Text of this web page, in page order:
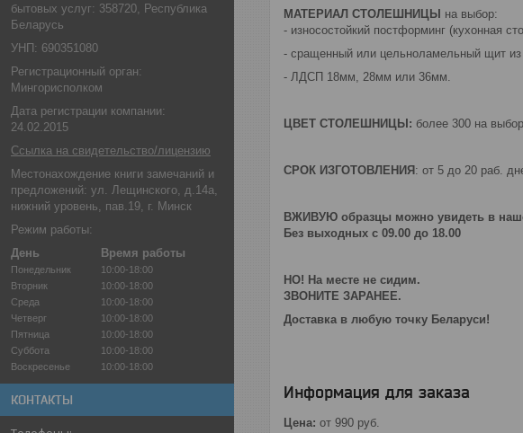
бытовых услуг: 358720, Республика
Беларусь
УНП: 690351080
Регистрационный орган:
Мингорисполком
Дата регистрации компании:
24.02.2015
Ссылка на свидетельство/лицензию
Местонахождение книги замечаний и
предложений: ул. Лещинского, д.14а,
нижний уровень, пав.19, г. Минск
Режим работы:
День
Время работы
Понедельник
10:00-18:00
Вторник
10:00-18:00
Среда
10:00-18:00
Четверг
10:00-18:00
Пятница
10:00-18:00
Суббота
10:00-18:00
Воскресенье
10:00-18:00
КОНТАКТЫ
МАТЕРИАЛ СТОЛЕШНИЦЫ на выбор:
- износостойкий постформинг (кухонная
- сращенный или цельноламельный щит
- ЛДСП 18мм, 28мм или 36мм.
ЦВЕТ СТОЛЕШНИЦЫ: более 300 на
СРОК ИЗГОТОВЛЕНИЯ : от 5 до 20 раб.
ВЖИВУЮ образцы можно увидеть в
Без выходных с 09.00 до 18.00
НО! На месте не сидим.
ЗВОНИТЕ ЗАРАНЕЕ.
Доставка в любую точку Беларуси!
Информация для заказа
Цена: от 990 руб.